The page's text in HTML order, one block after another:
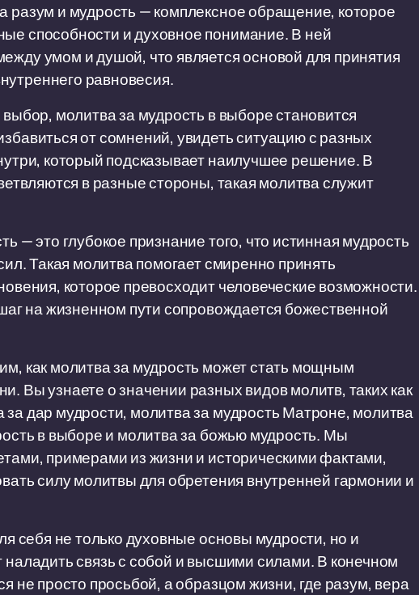
разум и мудрость — комплексное обращение, которое
способности и духовное понимание. В ней
умом и душой, что является основой для принятия
равновесия.
молитва за мудрость в выборе становится
от сомнений, увидеть ситуацию с разных
который подсказывает наилучшее решение. В
в разные стороны, такая молитва служит
— это глубокое признание того, что истинная мудрость
Такая молитва помогает смиренно принять
которое превосходит человеческие возможности.
на жизненном пути сопровождается божественной
как молитва за мудрость может стать мощным
Вы узнаете о значении разных видов молитв, таких как
дар мудрости, молитва за мудрость Матроне, молитва
в выборе и молитва за божью мудрость. Мы
примерами из жизни и историческими фактами,
силу молитвы для обретения внутренней гармонии и
себя не только духовные основы мудрости, но и
наладить связь с собой и высшими силами. В конечном
не просто просьбой, а образцом жизни, где разум, вера